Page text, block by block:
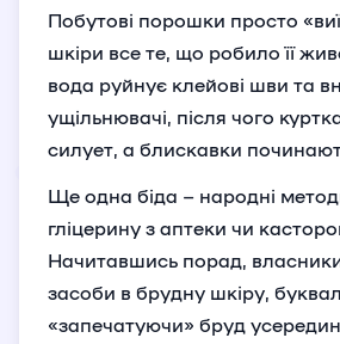
Побутові порошки просто
шкіри все те, що робило її
вода руйнує клейові шви та
ущільнювачі, після чого
силует, а блискавки
Ще одна біда – народні
гліцерину з аптеки чи
Начитавшись порад,
засоби в брудну шкіру,
«запечатуючи» бруд